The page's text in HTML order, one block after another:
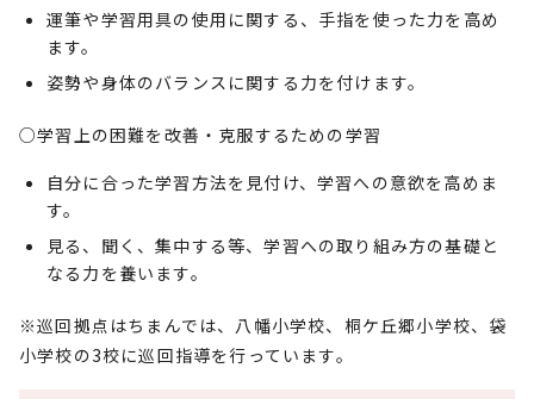
運筆や学習用具の使用に関する、手指を使った力を高め
ます。
姿勢や身体のバランスに関する力を付けます。
○学習上の困難を改善・克服するための学習
自分に合った学習方法を見付け、学習への意欲を高めま
す。
見る、聞く、集中する等、学習への取り組み方の基礎と
なる力を養います。
※巡回拠点はちまんでは、八幡小学校、桐ケ丘郷小学校、袋
小学校の3校に巡回指導を行っています。